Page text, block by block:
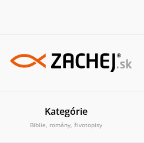
Kategórie
Biblie, romány, životopisy